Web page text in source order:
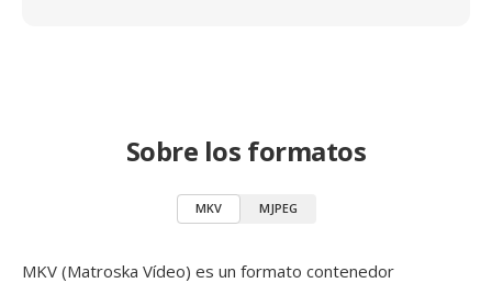
Sobre los formatos
MKV MJPEG
MKV (Matroska Vídeo) es un formato contenedor